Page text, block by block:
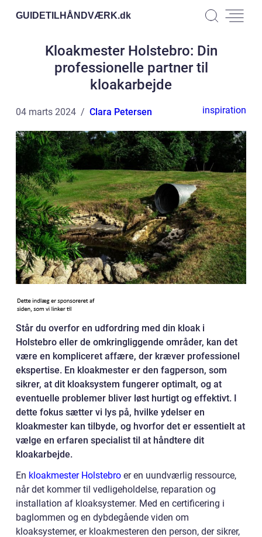
GUIDETILHÅNDVÆRK.dk
Kloakmester Holstebro: Din
professionelle partner til
kloakarbejde
04 marts 2024 Clara Petersen inspiration
Står du overfor en udfordring med din kloak i
Holstebro eller de omkringliggende områder, kan det
være en kompliceret affære, der kræver professionel
ekspertise. En kloakmester er den fagperson, som
sikrer, at dit kloaksystem fungerer optimalt, og at
eventuelle problemer bliver løst hurtigt og effektivt. I
dette fokus sætter vi lys på, hvilke ydelser en
kloakmester kan tilbyde, og hvorfor det er essentielt at
vælge en erfaren specialist til at håndtere dit
kloakarbejde.
En kloakmester Holstebro er en uundværlig ressource,
når det kommer til vedligeholdelse, reparation og
installation af kloaksystemer. Med en certificering i
baglommen og en dybdegående viden om
kloaksystemer, er kloakmesteren den person, der sikrer,